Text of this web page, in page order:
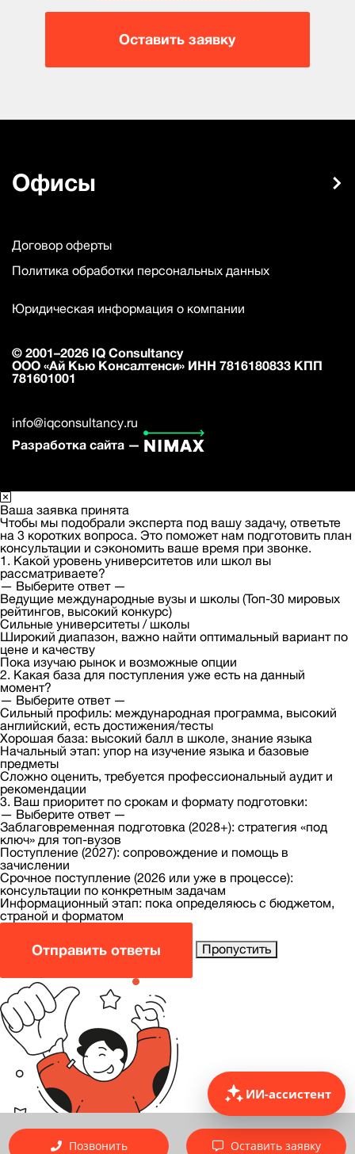
Оставить заявку
Офисы
Договор оферты
Политика обработки персональных данных
Юридическая информация о компании
© 2001–2026 IQ Consultancy
ООО «Ай Кью Консалтенси» ИНН 7816180833 КПП
781601001
info@iqconsultancy.ru
Разработка сайта —
Ваша заявка принята
Чтобы мы подобрали эксперта под вашу задачу, ответьте
на 3 коротких вопроса. Это поможет нам подготовить план
консультации и сэкономить ваше время при звонке.
1. Какой уровень университетов или школ вы
рассматриваете?
— Выберите ответ —
Ведущие международные вузы и школы (Топ-30 мировых
рейтингов, высокий конкурс)
Сильные университеты / школы
Широкий диапазон, важно найти оптимальный вариант по
цене и качеству
Пока изучаю рынок и возможные опции
2. Какая база для поступления уже есть на данный
момент?
— Выберите ответ —
Сильный профиль: международная программа, высокий
английский, есть достижения/тесты
Хорошая база: высокий балл в школе, знание языка
Начальный этап: упор на изучение языка и базовые
предметы
Сложно оценить, требуется профессиональный аудит и
рекомендации
3. Ваш приоритет по срокам и формату подготовки:
— Выберите ответ —
Заблаговременная подготовка (2028+): стратегия «под
ключ» для топ-вузов
Поступление (2027): сопровождение и помощь в
зачислении
Срочное поступление (2026 или уже в процессе):
консультации по конкретным задачам
Информационный этап: пока определяюсь с бюджетом,
страной и форматом
Отправить ответы Пропустить
Позвонить Оставить заявку
ИИ-ассистент